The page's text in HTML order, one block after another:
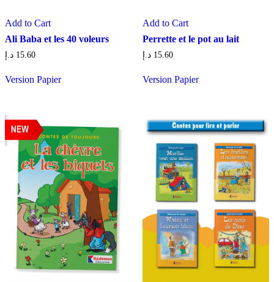
Add to Cart
Ali Baba et les 40 voleurs
15.60 د.إ
Version Papier
Add to Cart
Perrette et le pot au lait
15.60 د.إ
Version Papier